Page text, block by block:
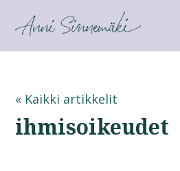
ANNI SINNEMÄKI
« Kaikki artikkelit
ihmisoikeudet